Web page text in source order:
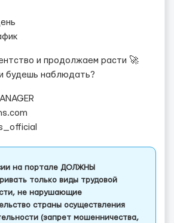
и продолжаем расти 🚀
будешь наблюдать?
на портале ДОЛЖНЫ
только виды трудовой
не нарушающие
страны осуществления
(запрет мошенничества,